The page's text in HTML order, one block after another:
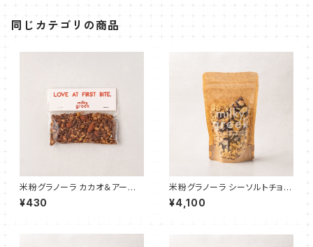
同じカテゴリの商品
米粉グラノーラ カカオ＆アーモ
ンド 40g
¥430
米粉グラノーラ シーソルトチョコ
レート 180g
¥4,100